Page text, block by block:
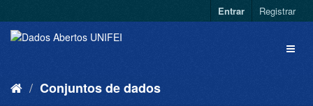
Entrar Registrar
Conjuntos de dados